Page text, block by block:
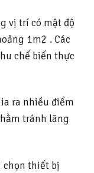
vị trí có mật độ
1m2 . Các
chế biến thực
ra nhiều điểm
tránh lãng
chọn thiết bị